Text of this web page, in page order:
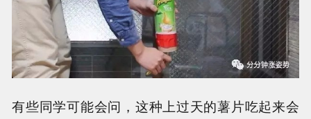
有些同学可能会问，这种上过天的薯片吃起来会